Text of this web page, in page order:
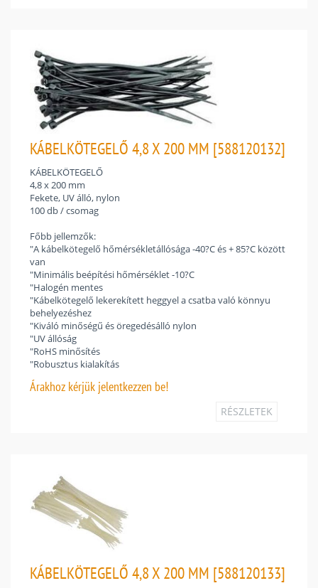
KÁBELKÖTEGELŐ 4,8 X 200 MM [588120132]
KÁBELKÖTEGELŐ
4,8 x 200 mm
Fekete, UV álló, nylon
100 db / csomag
Főbb jellemzők:
"A kábelkötegelő hőmérsékletállósága -40?C és + 85?C között
van
"Minimális beépítési hőmérséklet -10?C
"Halogén mentes
"Kábelkötegelő lekerekített heggyel a csatba való könnyu
behelyezéshez
"Kiváló minőségű és öregedésálló nylon
"UV állóság
"RoHS minősítés
"Robusztus kialakítás
Árakhoz kérjük jelentkezzen be!
RÉSZLETEK
KÁBELKÖTEGELŐ 4,8 X 200 MM [588120133]